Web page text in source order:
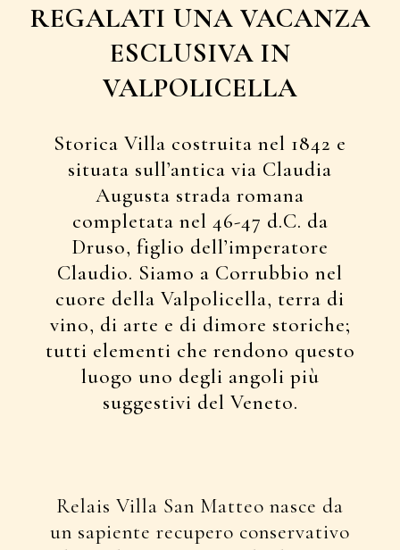
REGALATI UNA VACANZA
ESCLUSIVA IN
VALPOLICELLA
Storica Villa costruita nel 1842 e
situata sull’antica via Claudia
Augusta strada romana
completata nel 46-47 d.C. da
Druso, figlio dell’imperatore
Claudio. Siamo a Corrubbio nel
cuore della Valpolicella, terra di
vino, di arte e di dimore storiche;
tutti elementi che rendono questo
luogo uno degli angoli più
suggestivi del Veneto.
Relais Villa San Matteo nasce da
un sapiente recupero conservativo